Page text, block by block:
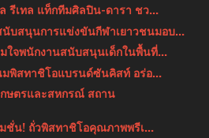
รีเทล แท็กทีมศิลปิน-ดารา ชว...
บสนุนการแข่งขันกีฬาเยาวชนมอบ...
ใจพนักงานสนับสนุนเด็กในพื้นที่...
พิสทาชิโอแบรนด์ซันคิสท์ อร่อ...
กษตรและสหกรณ์ สถาน
ชั่น! ถั่วพิสทาชิโอคุณภาพพรีเ...